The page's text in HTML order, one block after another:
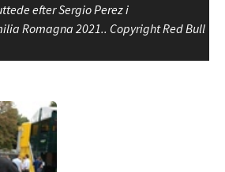
efter Sergio Perez i
Romagna 2021.. Copyright Red Bull